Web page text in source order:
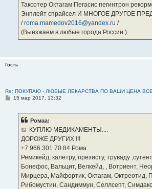
Таксотер Октагам Пегасис пегинтрон
Энплейт спрайсел И МНОГОЕ ДРУГОЕ
/roma.mamedov2016@yandex.ru /
(Выезжаем в любые города России.)
Гость
Re: ПОКУПАЮ - ЛЮБЫЕ ЛЕКАРСТВА ПО ВАШИ ЦЕНА
С15 мар 2017, 13:32
Ромаа:
КУПЛЮ МЕДИКАМЕНТЫ....
ДОРОЖЕ ДРУГИХ !!!
‪+7 966 301 70 84‬ Рома
Ремикейд, калетру, презисту, труваду
Бонефос, Вальцит, Велкейд, , Вотриент,
Мирцера, Майфортик, Октагам, Октреотид,
Рибомустин, Сандиммун, Селлсепт,